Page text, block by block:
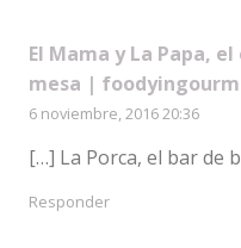
El Mama y La Papa,
mesa |
6 noviembre, 2016 20:36
[…] La Porca, el bar de
Responder